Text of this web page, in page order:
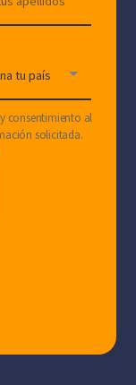
consentimiento al
solicitada.